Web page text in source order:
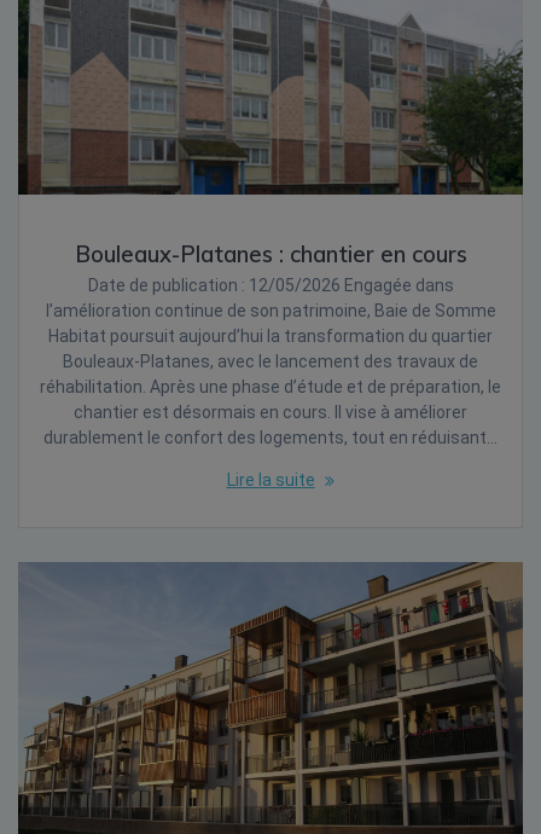
Bouleaux-Platanes : chantier en cours
Date de publication : 12/05/2026 Engagée dans
l’amélioration continue de son patrimoine, Baie de Somme
Habitat poursuit aujourd’hui la transformation du quartier
Bouleaux-Platanes, avec le lancement des travaux de
réhabilitation. Après une phase d’étude et de préparation, le
chantier est désormais en cours. Il vise à améliorer
durablement le confort des logements, tout en réduisant…
Lire la suite